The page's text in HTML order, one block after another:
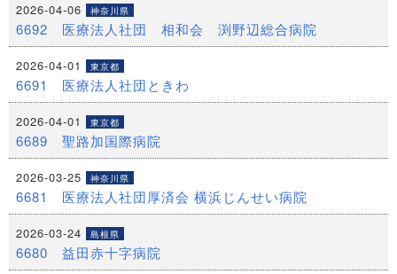
2026-04-06 神奈川県
6692 医療法人社団 相和会 渕野辺総合病院
2026-04-01 東京都
6691 医療法人社団ときわ
2026-04-01 東京都
6689 聖路加国際病院
2026-03-25 神奈川県
6681 医療法人社団厚済会 横浜じんせい病院
2026-03-24 島根県
6680 益田赤十字病院